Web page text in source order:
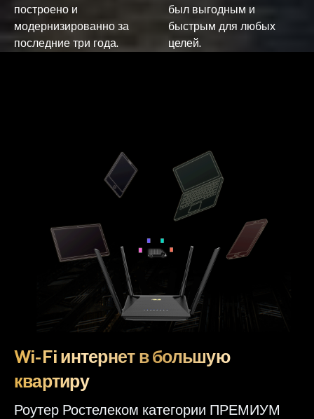
построено и
модернизированно за
последние три года.
был выгодным и
быстрым для любых
целей.
Wi-Fi интернет в большую
квартиру
Роутер Ростелеком категории ПРЕМИУМ